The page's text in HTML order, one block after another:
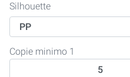
Silhouette
Copie minimo 1